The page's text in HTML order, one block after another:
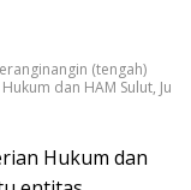
ketaatan
ketentuan,
audit hasil
opini